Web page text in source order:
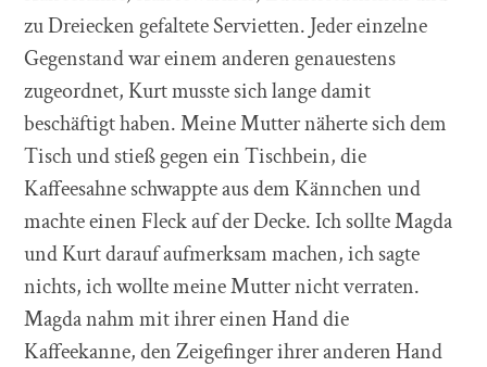
zu Dreiecken gefaltete Servietten. Jeder einzelne
Gegenstand war einem anderen genauestens
zugeordnet, Kurt musste sich lange damit
beschäftigt haben. Meine Mutter näherte sich dem
Tisch und stieß gegen ein Tischbein, die
Kaffeesahne schwappte aus dem Kännchen und
machte einen Fleck auf der Decke. Ich sollte Magda
und Kurt darauf aufmerksam machen, ich sagte
nichts, ich wollte meine Mutter nicht verraten.
Magda nahm mit ihrer einen Hand die
Kaffeekanne, den Zeigefinger ihrer anderen Hand